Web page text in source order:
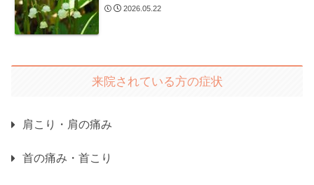
2026.05.22
来院されている方の症状
肩こり・肩の痛み
首の痛み・首こり